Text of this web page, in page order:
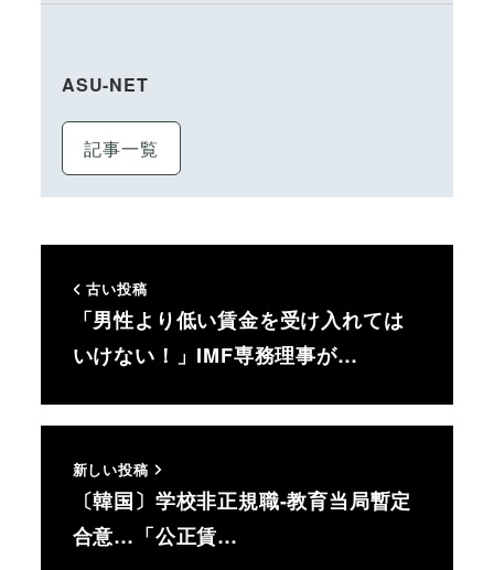
ASU-NET
記事一覧
古い投稿
「男性より低い賃金を受け入れては
いけない！」IMF専務理事が…
新しい投稿
〔韓国〕学校非正規職-教育当局暫定
合意…「公正賃…